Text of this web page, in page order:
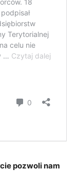
pozwoli nam